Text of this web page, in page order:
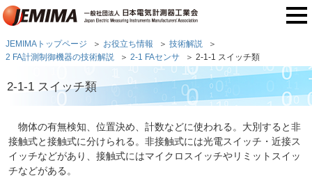
JEMIMAトップページ お役立ち情報
技術解説
2 FA計測制御機器の技術解説
2-1 FAセンサ 2-1-1 スイッチ類
2-1-1 スイッチ類
物体の有無検知、位置決め、計数などに使われる。大別すると非
接触式と接触式に分けられる。非接触式には光電スイッチ・近接ス
イッチなどがあり、接触式にはマイクロスイッチやリミットスイッ
チなどがある。